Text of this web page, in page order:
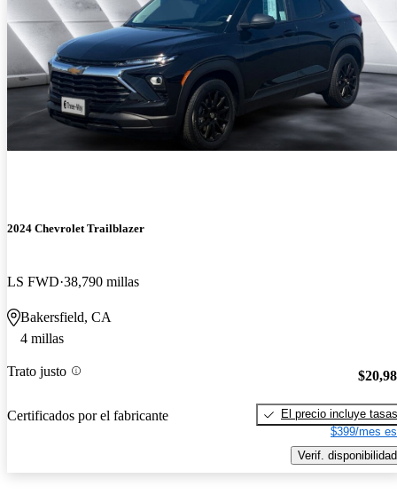
2024 Chevrolet Trailblazer
LS FWD 38,790 millas
Bakersfield, CA
4 millas
Trato justo
Certificados por el fabricante
El precio incluye tasas
$399/mes
Verif. disponibilidad